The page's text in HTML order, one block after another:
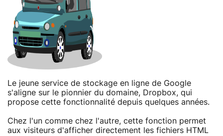
Le jeune service de stockage en ligne de Google
s'aligne sur le pionnier du domaine, Dropbox, qui
propose cette fonctionnalité depuis quelques années.
Chez l'un comme chez l'autre, cette fonction permet
aux visiteurs d'afficher directement les fichiers HTML